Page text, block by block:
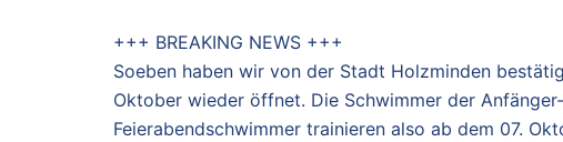
+++ BREAKING NEWS +++
Soeben haben wir von der Stadt Holzminden
Oktober wieder öffnet. Die Schwimmer der
Feierabendschwimmer trainieren also ab dem 07.